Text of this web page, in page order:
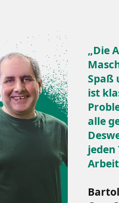
„Die
Spaß
ist
alle
jeden